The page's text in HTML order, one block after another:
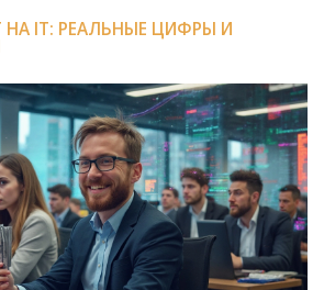
IT: РЕАЛЬНЫЕ ЦИФРЫ И